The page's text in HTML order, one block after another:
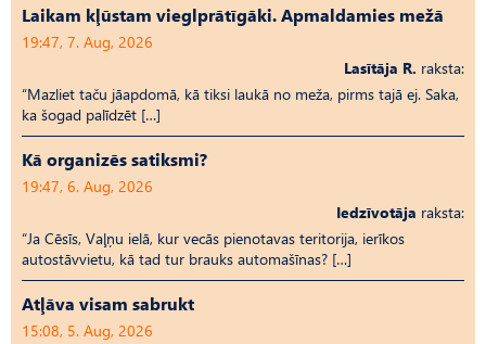
Laikam kļūstam vieglprātīgāki. Apmaldamies mežā
19:47, 7. Aug, 2026
Lasītāja R. raksta:
“Mazliet taču jāapdomā, kā tiksi laukā no meža, pirms tajā ej. Saka,
ka šogad palīdzēt […]
Kā organizēs satiksmi?
19:47, 6. Aug, 2026
Iedzīvotāja raksta:
“Ja Cēsīs, Vaļņu ielā, kur vecās pienotavas teritorija, ierīkos
autostāvvietu, kā tad tur brauks automašīnas? […]
Atļāva visam sabrukt
15:08, 5. Aug, 2026